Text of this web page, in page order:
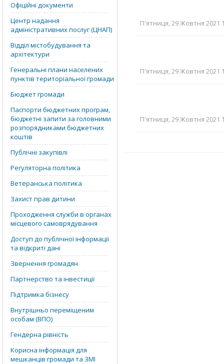
Офіційні документи
Центр надання
адміністративних послуг (ЦНАП)
Відділ містобудування та
архітектури
Генеральні плани населених
пунктів територіальної громади
Бюджет громади
Паспорти бюджетних програм,
бюджетні запити за головними
розпорядниками бюджетних
коштів
Публічні закупівлі
Регуляторна політика
Ветеранська політика
Захист прав дитини
Проходження служби в органах
місцевого самоврядування
Доступ до публічної інформації
та відкриті дані
Звернення громадян
Партнерство та інвестиції
Підтримка бізнесу
Внутрішньо переміщеним
особам (ВПО)
Гендерна рівність
Корисна інформація для
мешканців громади та ЗМІ
П'ятниця, 29 Жовтня 2021
П'ятниця, 29 Жовтня 2021
П'ятниця, 29 Жовтня 2021